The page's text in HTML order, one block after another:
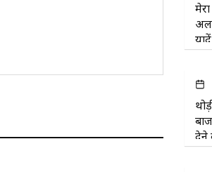
देने